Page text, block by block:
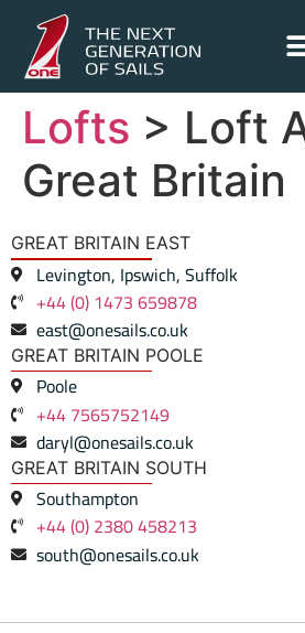
Lofts > Loft
Great Britain
GREAT BRITAIN EAST
Levington, Ipswich, Suffolk
+44 (0) 1473 659878
east@onesails.co.uk
GREAT BRITAIN POOLE
Poole
+44 7565752149
daryl@onesails.co.uk
GREAT BRITAIN SOUTH
Southampton
+44 (0) 2380 458213
south@onesails.co.uk